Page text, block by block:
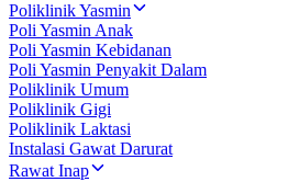
Poliklinik Yasmin
Poli Yasmin Anak
Poli Yasmin Kebidanan
Poli Yasmin Penyakit Dalam
Poliklinik Umum
Poliklinik Gigi
Poliklinik Laktasi
Instalasi Gawat Darurat
Rawat Inap